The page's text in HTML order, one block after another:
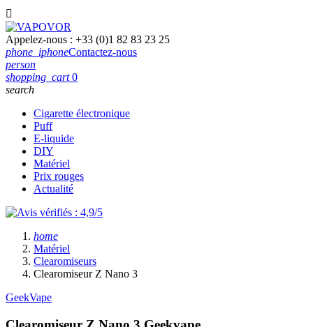

Appelez-nous : +33 (0)1 82 83 23 25
phone_iphoneContactez-nous
person
shopping_cart 0
search
Cigarette électronique
Puff
E-liquide
DIY
Matériel
Prix rouges
Actualité
home
Matériel
Clearomiseurs
Clearomiseur Z Nano 3
GeekVape